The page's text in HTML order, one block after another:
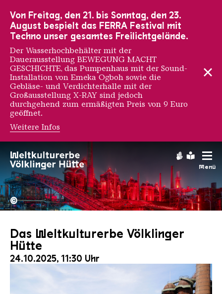
Menü
Hochofengruppe in Rot
Copyright:
©
Das Weltkulturerbe Völklinger
Hütte
24.10.2025, 11:30 Uhr
Von Freitag, den 21. bis Sonntag, den 23.
August bespielt das FERRA Festival mit
Techno unser gesamtes Freilichtgelände.
Der Wasserhochbehälter mit der
Dauerausstellung BEWEGUNG MACHT
GESCHICHTE, das Pumpenhaus mit der Sound-
Installation von Emeka Ogboh sowie die
Gebläse- und Verdichterhalle mit der
Großausstellung X-RAY sind jedoch
durchgehend zum ermäßigten Preis von 9 Euro
geöffnet.
Weitere Infos